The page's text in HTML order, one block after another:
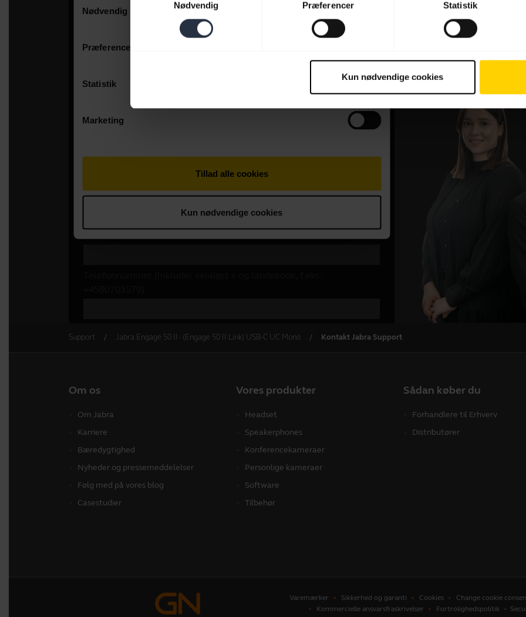
Nødvendig
Præferencer Statistik
Kun nødvendige cookies
Support Jabra Engage 50 II - (Engage 50 II Link) USB-C UC Mono Kontakt Jabra Support
Om os
Om Jabra
Karriere
Bæredygtighed
Nyheder og pressemeddelelser
Følg med på vores blog
Casestudier
Vores produkter
Headset
Speakerphones
Konferencekameraer
Personlige kameraer
Software
Tilbehør
Sådan køber du
Forhandlere til Erhverv
Distributører
Varemærker Sikkerhed og garanti Cookies Change cookie
Kommercielle ansvarsfraskrivelser
Fortrolighedspolitik